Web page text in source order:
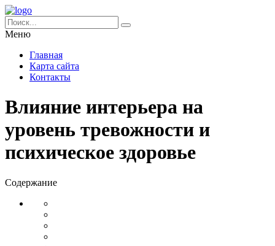
Меню
Главная
Карта сайта
Контакты
Влияние интерьера на
уровень тревожности и
психическое здоровье
Содержание